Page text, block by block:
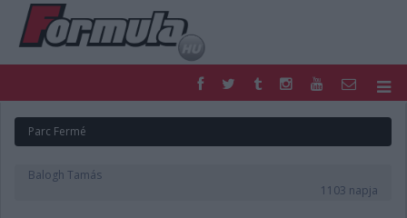
FORMULA
MOTOR
NEMZETKÖZI
Parc Fermé
Balogh Tamás
1103 napja